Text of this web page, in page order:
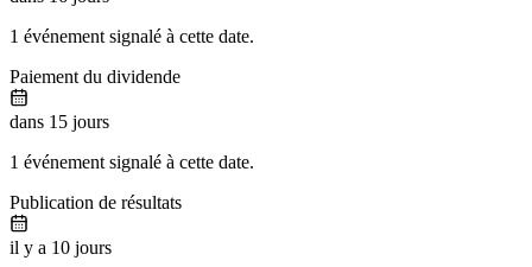
1 événement signalé à cette date.
Paiement du dividende
dans 15 jours
1 événement signalé à cette date.
Publication de résultats
il y a 10 jours